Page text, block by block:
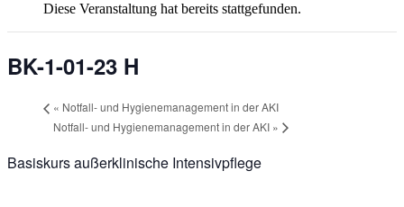
Diese Veranstaltung hat bereits stattgefunden.
BK-1-01-23 H
« Notfall- und Hygienemanagement in der AKI
Notfall- und Hygienemanagement in der AKI »
Basiskurs außerklinische Intensivpflege